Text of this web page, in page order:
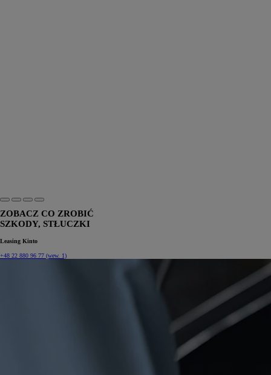
ZOBACZ CO ZROBIĆ
SZKODY, STŁUCZKI
Leasing Kinto
+48 22 880 96 77 (wew. 1)